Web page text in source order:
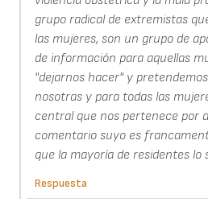
grupo radical de extremistas
las mujeres, son un grupo de
de información para aquellas
"dejarnos hacer" y
nosotras y para todas las
central que nos pertenece por
comentario suyo es
que la mayoría de residentes lo
Respuesta